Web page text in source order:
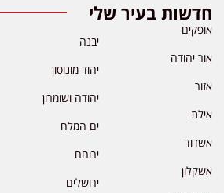
חדשות בעיר שלי
אופקים
אור יהודה
אזור
אילת
אשדוד
אשקלון
יבנה
יהוד מונוסון
יהודה ושומרון
ים המלח
ירוחם
ירושלים